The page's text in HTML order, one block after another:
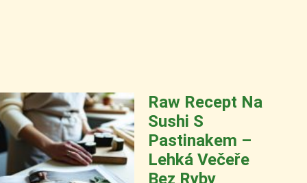
Raw Recept Na
Sushi S
Pastinakem –
Lehká Večeře
Bez Ryby